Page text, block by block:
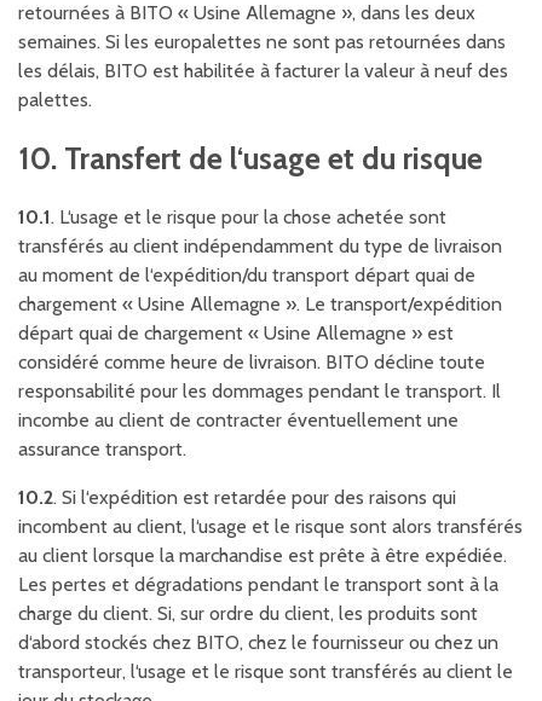
retournées à BITO « Usine Allemagne », dans les deux
semaines. Si les europalettes ne sont pas retournées dans
les délais, BITO est habilitée à facturer la valeur à neuf des
palettes.
10. Transfert de l‘usage et du risque
10.1. L‘usage et le risque pour la chose achetée sont
transférés au client indépendamment du type de livraison
au moment de l‘expédition/du transport départ quai de
chargement « Usine Allemagne ». Le transport/expédition
départ quai de chargement « Usine Allemagne » est
considéré comme heure de livraison. BITO décline toute
responsabilité pour les dommages pendant le transport. Il
incombe au client de contracter éventuellement une
assurance transport.
10.2. Si l‘expédition est retardée pour des raisons qui
incombent au client, l‘usage et le risque sont alors transférés
au client lorsque la marchandise est prête à être expédiée.
Les pertes et dégradations pendant le transport sont à la
charge du client. Si, sur ordre du client, les produits sont
d‘abord stockés chez BITO, chez le fournisseur ou chez un
transporteur, l‘usage et le risque sont transférés au client le